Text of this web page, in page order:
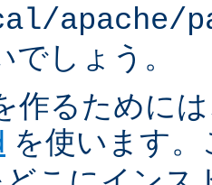
apache/
でしょう。
作るために
を使います